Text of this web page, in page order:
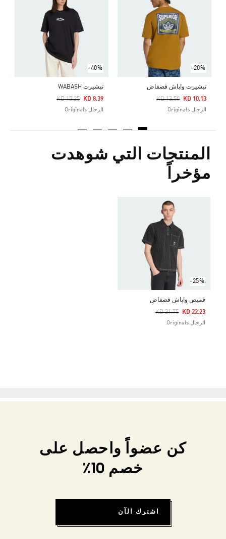
-20%
تيشيرت واباش فضفاض
Price Reduced From
KD 13.50
To KD 10.13
الرجال Originals
-40%
تيشيرت WABASH
Price Reduced From
KD 15.25
To KD 8.39
الرجال Originals
Price Reduced From
المنتجات التي شوهدت
مؤخراً
-25%
قميص واباش فضفاض
Price Reduced From
KD 31.75
To KD 22.23
الرجال Originals
كن عضواً واحصل على
خصم 10٪
اشترك الآن